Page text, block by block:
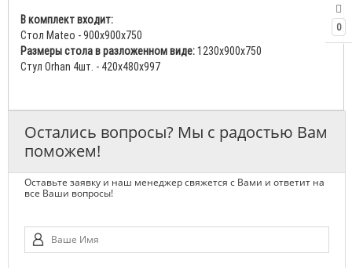
0
В комплект входит:
Стол Mateo - 900х900x750
Размеры стола в разложенном виде:1230х900х750
Стул Orhan 4шт. - 420x480x997
Остались вопросы? Мы с радостью Вам
поможем!
Оставьте заявку и наш менеджер свяжется с Вами и ответит на
все Ваши вопросы!